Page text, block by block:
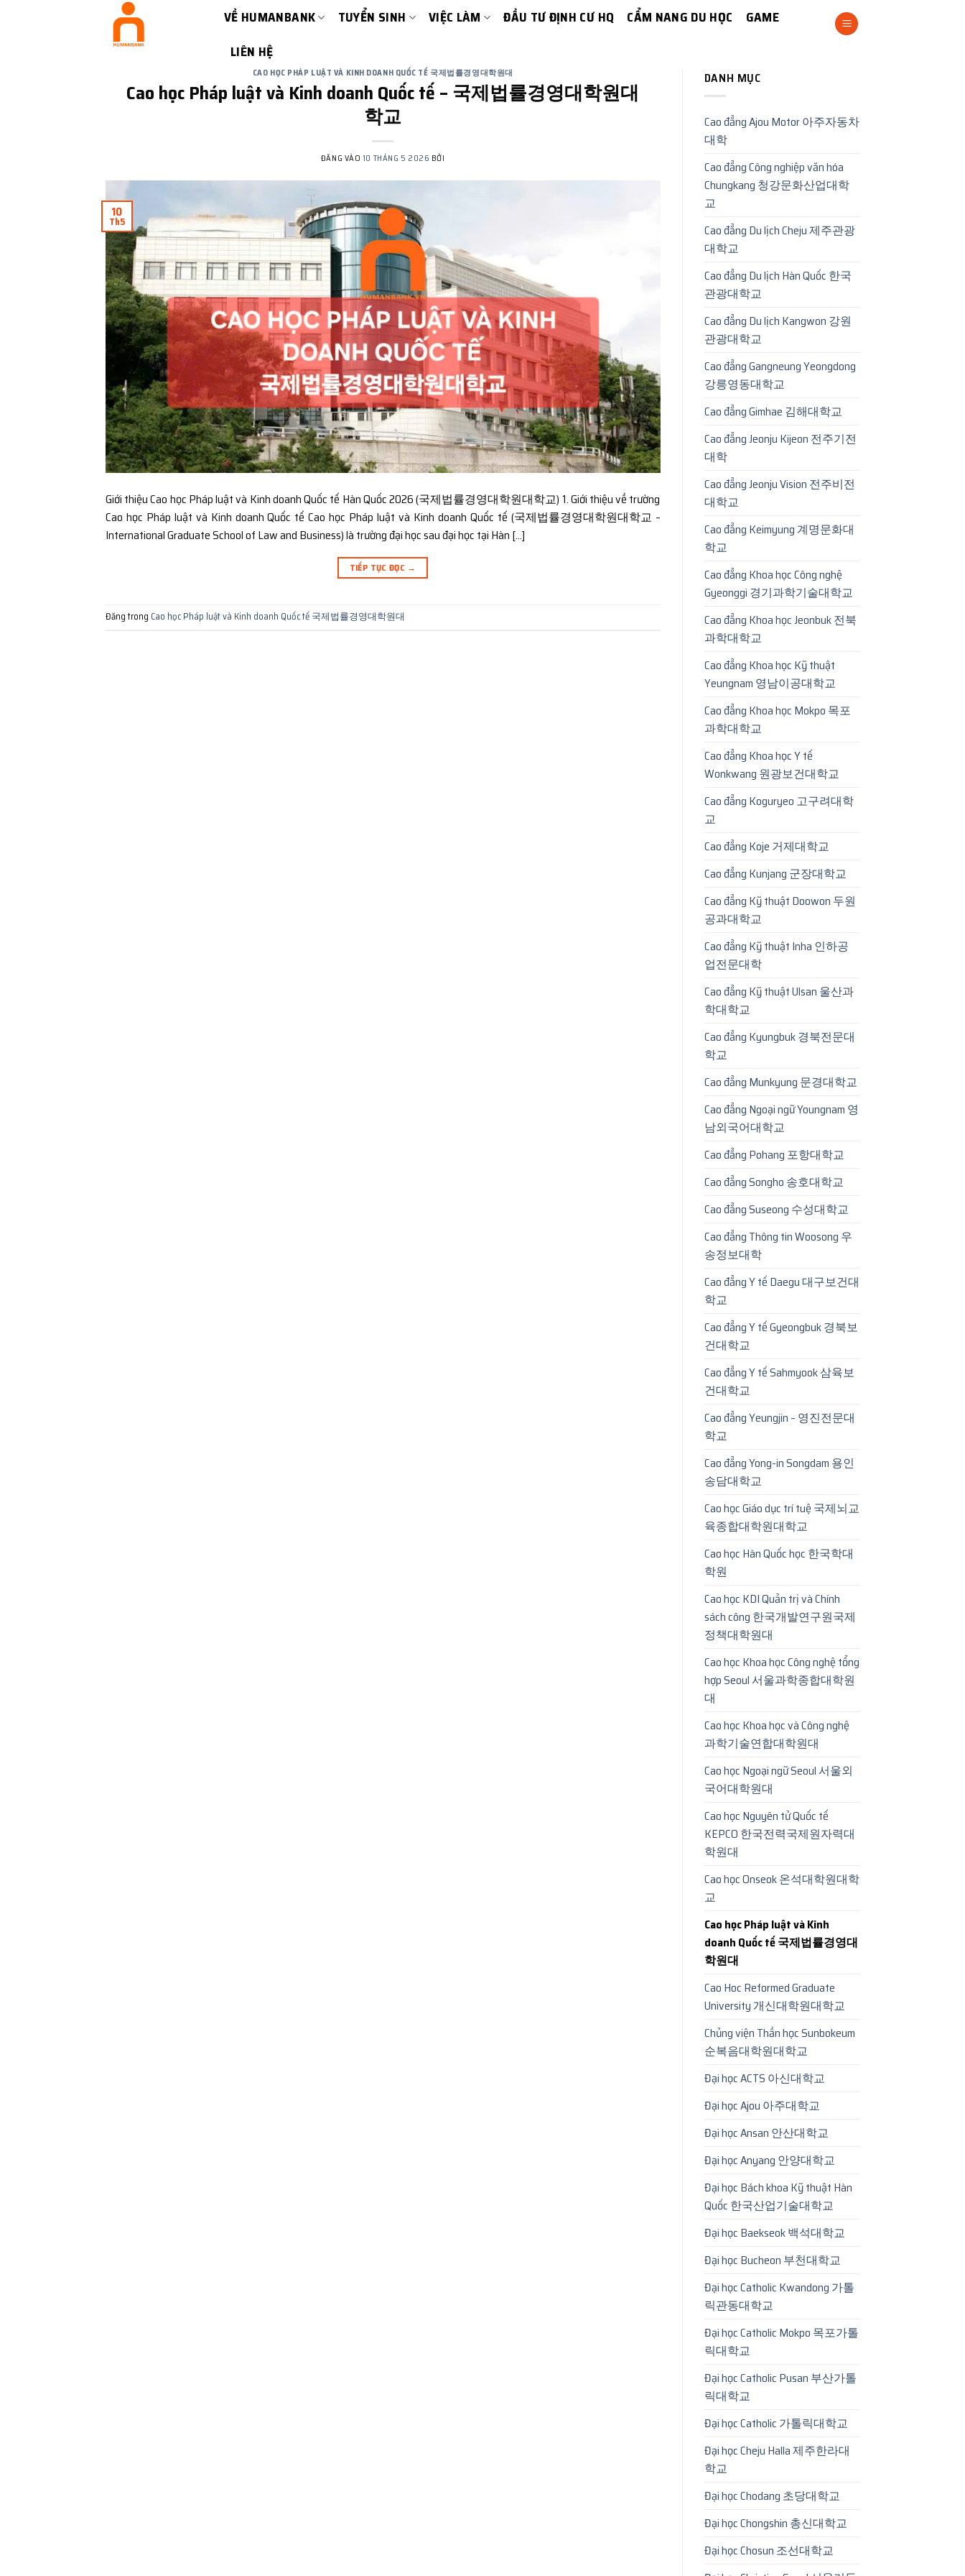
VỀ HUMANBANK TUYỂN SINH VIỆC LÀM ĐẦU TƯ ĐỊNH CƯ HQ CẨM NANG DU HỌC
GAME
LIÊN HỆ
CAO HỌC PHÁP LUẬT VÀ KINH DOANH QUỐC TẾ 국제법률경영대학원대
Cao học Pháp luật và Kinh doanh Quốc tế – 국제법률경영대학원대
학교
ĐĂNG VÀO 10 THÁNG 5 2026 BỞI
10
Th5
Giới thiệu Cao học Pháp luật và Kinh doanh Quốc tế Hàn Quốc 2026 (국제법률경영대학원대학교) 1. Giới thiệu về trường
Cao học Pháp luật và Kinh doanh Quốc tế Cao học Pháp luật và Kinh doanh Quốc tế (국제법률경영대학원대학교 –
International Graduate School of Law and Business) là trường đại học sau đại học tại Hàn […]
TIẾP TỤC ĐỌC →
Đăng trong Cao học Pháp luật và Kinh doanh Quốc tế 국제법률경영대학원대
DANH MỤC
Cao đẳng Ajou Motor 아주자동차
대학
Cao đẳng Công nghiệp văn hóa
Chungkang 청강문화산업대학
교
Cao đẳng Du lịch Cheju 제주관광
대학교
Cao đẳng Du lịch Hàn Quốc 한국
관광대학교
Cao đẳng Du lịch Kangwon 강원
관광대학교
Cao đẳng Gangneung Yeongdong
강릉영동대학교
Cao đẳng Gimhae 김해대학교
Cao đẳng Jeonju Kijeon 전주기전
대학
Cao đẳng Jeonju Vision 전주비전
대학교
Cao đẳng Keimyung 계명문화대
학교
Cao đẳng Khoa học Công nghệ
Gyeonggi 경기과학기술대학교
Cao đẳng Khoa học Jeonbuk 전북
과학대학교
Cao đẳng Khoa học Kỹ thuật
Yeungnam 영남이공대학교
Cao đẳng Khoa học Mokpo 목포
과학대학교
Cao đẳng Khoa học Y tế
Wonkwang 원광보건대학교
Cao đẳng Koguryeo 고구려대학
교
Cao đẳng Koje 거제대학교
Cao đẳng Kunjang 군장대학교
Cao đẳng Kỹ thuật Doowon 두원
공과대학교
Cao đẳng Kỹ thuật Inha 인하공
업전문대학
Cao đẳng Kỹ thuật Ulsan 울산과
학대학교
Cao đẳng Kyungbuk 경북전문대
학교
Cao đẳng Munkyung 문경대학교
Cao đẳng Ngoại ngữ Youngnam 영
남외국어대학교
Cao đẳng Pohang 포항대학교
Cao đẳng Songho 송호대학교
Cao đẳng Suseong 수성대학교
Cao đẳng Thông tin Woosong 우
송정보대학
Cao đẳng Y tế Daegu 대구보건대
학교
Cao đẳng Y tế Gyeongbuk 경북보
건대학교
Cao đẳng Y tế Sahmyook 삼육보
건대학교
Cao đẳng Yeungjin – 영진전문대
학교
Cao đẳng Yong-in Songdam 용인
송담대학교
Cao học Giáo dục trí tuệ 국제뇌교
육종합대학원대학교
Cao học Hàn Quốc học 한국학대
학원
Cao học KDI Quản trị và Chính
sách công 한국개발연구원국제
정책대학원대
Cao học Khoa học Công nghệ tổng
hợp Seoul 서울과학종합대학원
대
Cao học Khoa học và Công nghệ
과학기술연합대학원대
Cao học Ngoại ngữ Seoul 서울외
국어대학원대
Cao học Nguyên tử Quốc tế
KEPCO 한국전력국제원자력대
학원대
Cao học Onseok 온석대학원대학
교
Cao học Pháp luật và Kinh
doanh Quốc tế 국제법률경영대
학원대
Cao Hoc Reformed Graduate
University 개신대학원대학교
Chủng viện Thần học Sunbokeum
순복음대학원대학교
Đại học ACTS 아신대학교
Đại học Ajou 아주대학교
Đại học Ansan 안산대학교
Đại học Anyang 안양대학교
Đại học Bách khoa Kỹ thuật Hàn
Quốc 한국산업기술대학교
Đại học Baekseok 백석대학교
Đại học Bucheon 부천대학교
Đại học Catholic Kwandong 가톨
릭관동대학교
Đại học Catholic Mokpo 목포가톨
릭대학교
Đại học Catholic Pusan 부산가톨
릭대학교
Đại học Catholic 가톨릭대학교
Đại học Cheju Halla 제주한라대
학교
Đại học Chodang 초당대학교
Đại học Chongshin 총신대학교
Đại học Chosun 조선대학교